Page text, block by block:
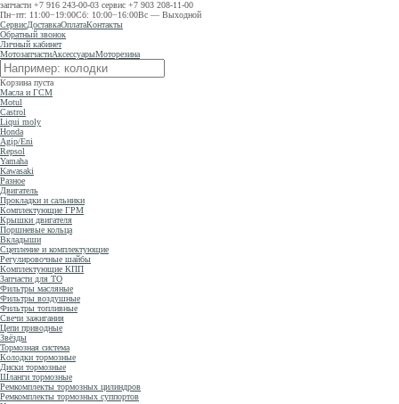
запчасти +7 916 243-00-03 сервис +7 903 208-11-00
Пн−пт: 11:00−19:00Сб: 10:00−16:00Вс — Выходной
СервисДоставкаОплатаКонтакты
Обратный звонок
Личный кабинет
МотозапчастиАксессуарыМоторезина
Корзина пуста
Масла и ГСМ
Motul
Castrol
Liqui moly
Honda
Agip/Eni
Repsol
Yamaha
Kawasaki
Разное
Двигатель
Прокладки и сальники
Комплектующие ГРМ
Крышки двигателя
Поршневые кольца
Вкладыши
Сцепление и комплектующие
Регулировочные шайбы
Комплектующие КПП
Запчасти для ТО
Фильтры масляные
Фильтры воздушные
Фильтры топливные
Свечи зажигания
Цепи приводные
Звёзды
Тормозная система
Колодки тормозные
Диски тормозные
Шланги тормозные
Ремкомплекты тормозных цилиндров
Ремкомплекты тормозных суппортов